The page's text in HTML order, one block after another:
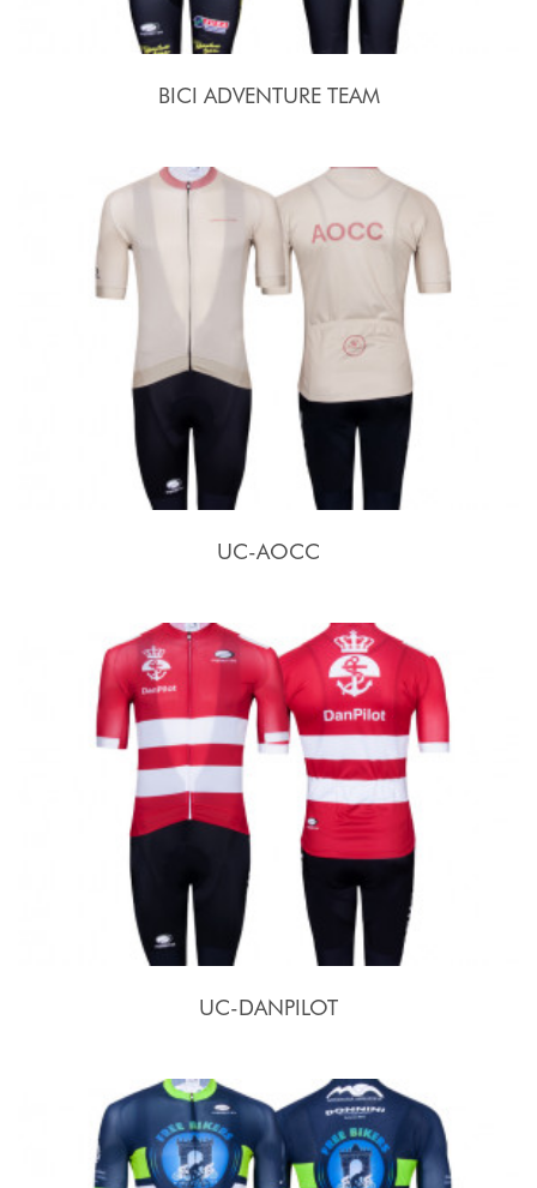
BICI ADVENTURE TEAM
UC-AOCC
UC-DANPILOT